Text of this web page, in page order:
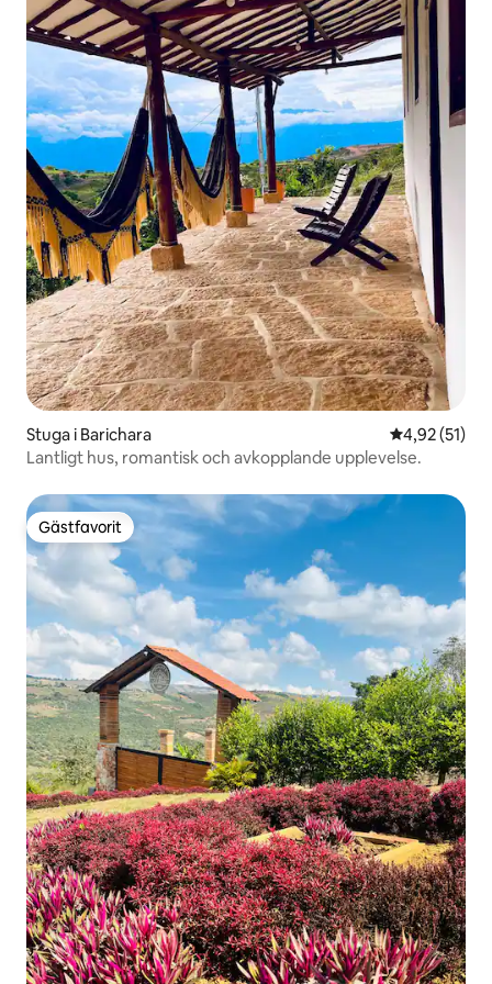
Stuga i Barichara 4,92 av 5 i
4,92 (51)
Lantligt hus, romantisk och avkopplande upplevelse.
Gästfavorit
Gästfavorit